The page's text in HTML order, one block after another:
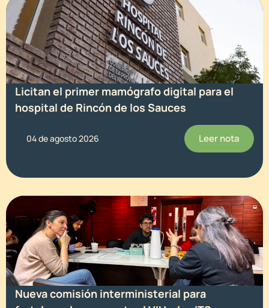
Licitan el primer mamógrafo digital para el
hospital de Rincón de los Sauces
04 de agosto 2026 Leer nota
Nueva comisión interministerial para